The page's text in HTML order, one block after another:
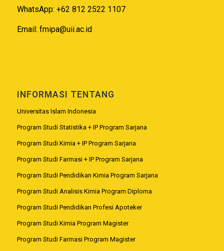
WhatsApp: +62 812 2522 1107
Email: fmipa@uii.ac.id
INFORMASI TENTANG
Universitas Islam Indonesia
Program Studi Statistika + IP Program Sarjana
Program Studi Kimia + IP Program Sarjana
Program Studi Farmasi + IP Program Sarjana
Program Studi Pendidikan Kimia Program Sarjana
Program Studi Analisis Kimia Program Diploma
Program Studi Pendidikan Profesi Apoteker
Program Studi Kimia Program Magister
Program Studi Farmasi Program Magister